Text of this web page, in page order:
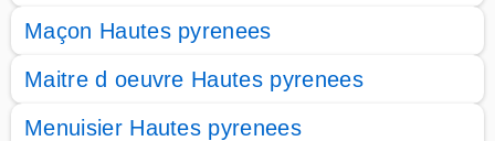
Maçon Hautes pyrenees
Maitre d oeuvre Hautes pyrenees
Menuisier Hautes pyrenees